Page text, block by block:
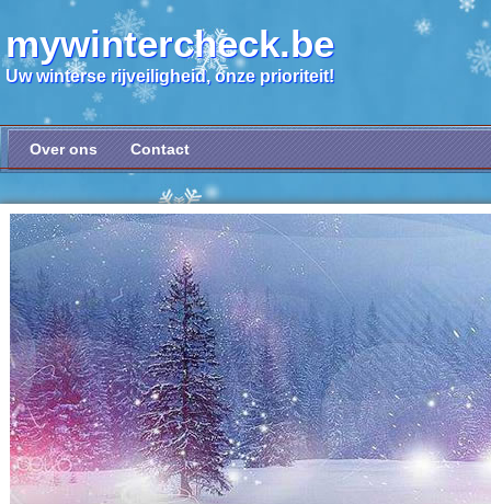
mywintercheck.be
Uw winterse rijveiligheid, onze prioriteit!
Over ons Contact